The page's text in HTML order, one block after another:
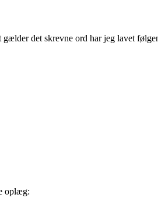
det skrevne ord har jeg lavet
oplæg: